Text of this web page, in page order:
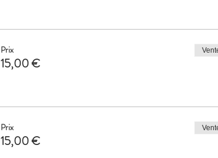
Prix
15,00 €
Prix
15,00 €